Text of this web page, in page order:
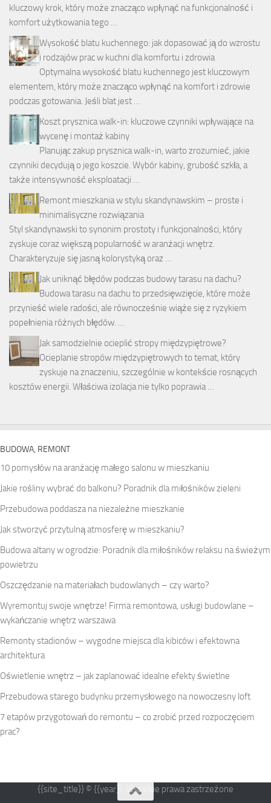
kluczowy krok, który może znacząco wpłynąć na funkcjonalność i
komfort użytkowania tego …
Wysokość blatu kuchennego: jak dopasować ją do wzrostu
i rodzajów prac w kuchni dla komfortu i zdrowia
Optymalna wysokość blatu kuchennego jest kluczowym
elementem, który może znacząco wpłynąć na komfort i zdrowie
podczas gotowania. Jeśli blat jest …
Koszt prysznica walk-in: kluczowe czynniki wpływające na
wycenę i montaż kabiny
Planując zakup prysznica walk-in, warto zrozumieć, jakie
czynniki decydują o jego koszcie. Wybór kabiny, grubość szkła, a
także intensywność eksploatacji …
Remont mieszkania w stylu skandynawskim – proste i
minimalisyczne rozwiązania
Styl skandynawski to synonim prostoty i funkcjonalności, który
zyskuje coraz większą popularność w aranżacji wnętrz.
Charakteryzuje się jasną kolorystyką oraz …
Jak uniknąć błędów podczas budowy tarasu na dachu?
Budowa tarasu na dachu to przedsięwzięcie, które może
przynieść wiele radości, ale równocześnie wiąże się z ryzykiem
popełnienia różnych błędów. …
Jak samodzielnie ocieplić stropy międzypiętrowe?
Ocieplanie stropów międzypiętrowych to temat, który
zyskuje na znaczeniu, szczególnie w kontekście rosnących
kosztów energii. Właściwa izolacja nie tylko poprawia …
BUDOWA, REMONT
10 pomysłów na aranżację małego salonu w mieszkaniu
Jakie rośliny wybrać do balkonu? Poradnik dla miłośników zieleni
Przebudowa poddasza na niezależne mieszkanie
Jak stworzyć przytulną atmosferę w mieszkaniu?
Budowa altany w ogrodzie: Poradnik dla miłośników relaksu na świeżym
powietrzu
Oszczędzanie na materiałach budowlanych – czy warto?
Wyremontuj swoje wnętrze! Firma remontowa, usługi budowlane –
wykańczanie wnętrz warszawa
Remonty stadionów – wygodne miejsca dla kibiców i efektowna
architektura
Oświetlenie wnętrz – jak zaplanować idealne efekty świetlne
Przebudowa starego budynku przemysłowego na nowoczesny loft
7 etapów przygotowań do remontu – co zrobić przed rozpoczęciem
prac?
{{site_title}} © {{year}}. Wszelkie prawa zastrzeżone